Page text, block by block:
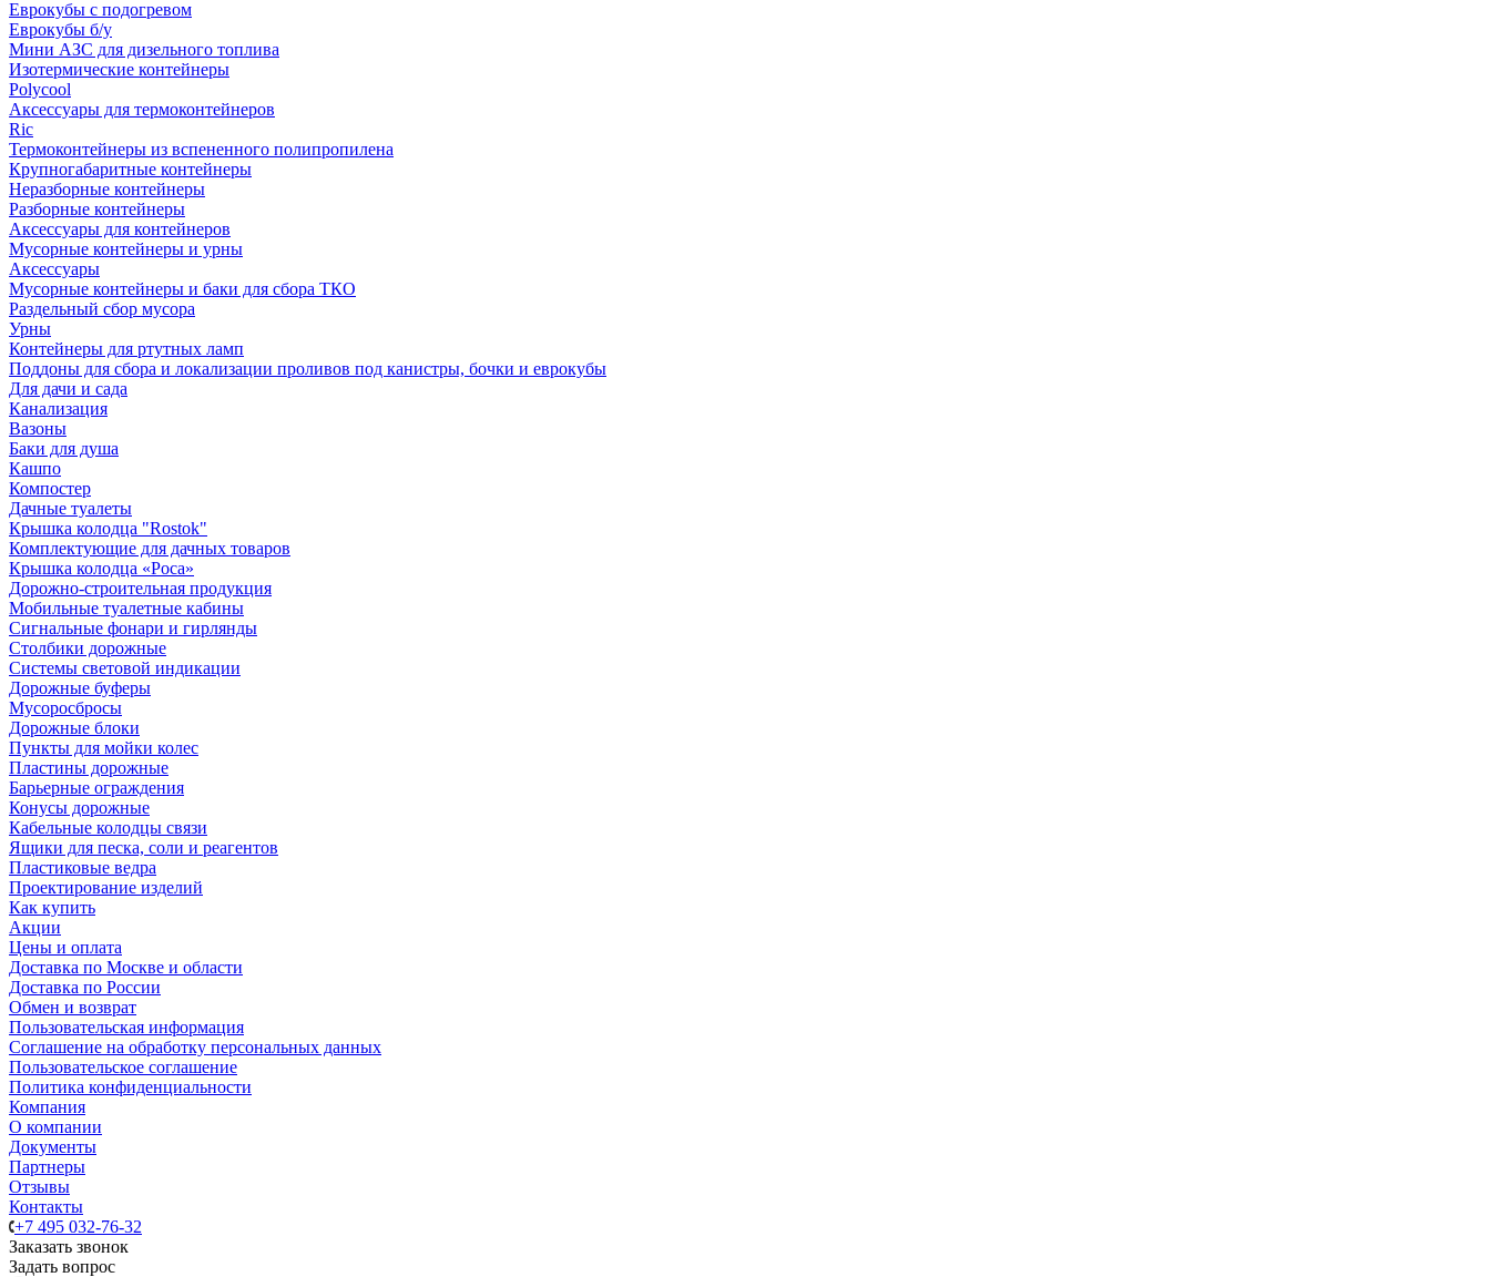
Еврокубы с подогревом
Еврокубы б/у
Мини АЗС для дизельного топлива
Изотермические контейнеры
Polycool
Аксессуары для термоконтейнеров
Ric
Термоконтейнеры из вспененного полипропилена
Крупногабаритные контейнеры
Неразборные контейнеры
Разборные контейнеры
Аксессуары для контейнеров
Мусорные контейнеры и урны
Аксессуары
Мусорные контейнеры и баки для сбора ТКО
Раздельный сбор мусора
Урны
Контейнеры для ртутных ламп
Поддоны для сбора и локализации проливов под канистры, бочки и еврокубы
Для дачи и сада
Канализация
Вазоны
Баки для душа
Кашпо
Компостер
Дачные туалеты
Крышка колодца "Rostok"
Комплектующие для дачных товаров
Крышка колодца «Роса»
Дорожно-строительная продукция
Мобильные туалетные кабины
Сигнальные фонари и гирлянды
Столбики дорожные
Системы световой индикации
Дорожные буферы
Мусоросбросы
Дорожные блоки
Пункты для мойки колес
Пластины дорожные
Барьерные ограждения
Конусы дорожные
Кабельные колодцы связи
Ящики для песка, соли и реагентов
Пластиковые ведра
Проектирование изделий
Как купить
Акции
Цены и оплата
Доставка по Москве и области
Доставка по России
Обмен и возврат
Пользовательская информация
Соглашение на обработку персональных данных
Пользовательское соглашение
Политика конфиденциальности
Компания
О компании
Документы
Партнеры
Отзывы
Контакты
+7 495 032-76-32
Заказать звонок
Задать вопрос